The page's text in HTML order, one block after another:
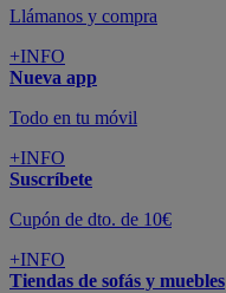
Llámanos y compra
+INFO
Nueva app
Todo en tu móvil
+INFO
Suscríbete
Cupón de dto. de 10€
+INFO
Tiendas de sofás y muebles